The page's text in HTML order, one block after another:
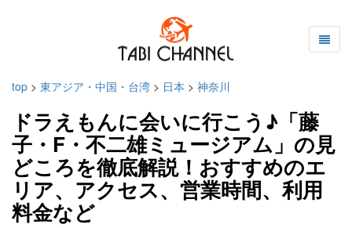
top > 東アジア・中国・台湾 > 日本 > 神奈川
ドラえもんに会いに行こう♪「藤
子・F・不二雄ミュージアム」の見
どころを徹底解説！おすすめのエ
リア、アクセス、営業時間、利用
料金など